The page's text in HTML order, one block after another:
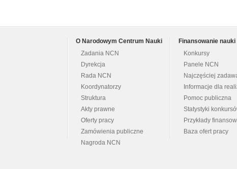
O Narodowym Centrum Nauki
Zadania NCN
Dyrekcja
Rada NCN
Koordynatorzy
Struktura
Akty prawne
Oferty pracy
Zamówienia publiczne
Nagroda NCN
Finansowanie nauki
Konkursy
Panele NCN
Najczęściej
Informacje dla
Pomoc publiczna
Statystyki
Przykłady
Baza ofert pracy